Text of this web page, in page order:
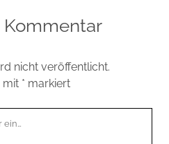
nicht veröffentlicht.
mit * markiert